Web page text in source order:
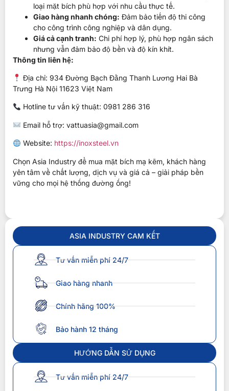
loại mặt bích phù hợp với nhu cầu thực tế.
Giao hàng nhanh chóng: Đảm bảo tiến độ thi công
cho công trình công nghiệp và dân dụng.
Giá cả cạnh tranh: Chi phí hợp lý, phù hợp ngân sách
nhưng vẫn đảm bảo độ bền và độ kín khít.
Thông tin liên hệ:
Địa chỉ: 934 Đường Bạch Đằng Thanh Lương Hai Bà
Trưng Hà Nội 11623 Việt Nam
Hotline tư vấn kỹ thuật: 0981 286 316
Email hỗ trợ: vattuasia@gmail.com
Website: https://inoxsteel.vn
Chọn Asia Industry để mua mặt bích mạ kẽm, khách hàng
yên tâm về chất lượng, dịch vụ và giá cả – giải pháp bền
vững cho mọi hệ thống đường ống!
ASIA INDUSTRY CAM KẾT
Tư vấn miễn phí 24/7
Giao hàng nhanh
Chính hãng 100%
Bảo hành 12 tháng
HƯỚNG DẪN SỬ DỤNG
Tư vấn miễn phí 24/7